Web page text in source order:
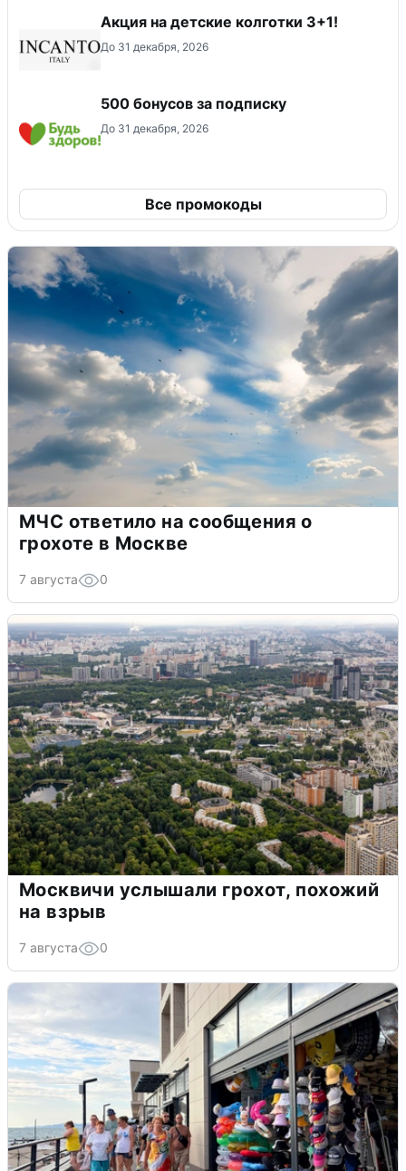
Акция на детские колготки 3+1!
До 31 декабря, 2026
500 бонусов за подписку
До 31 декабря, 2026
Все промокоды
МЧС ответило на сообщения о
грохоте в Москве
7 августа 0
Москвичи услышали грохот, похожий
на взрыв
7 августа 0